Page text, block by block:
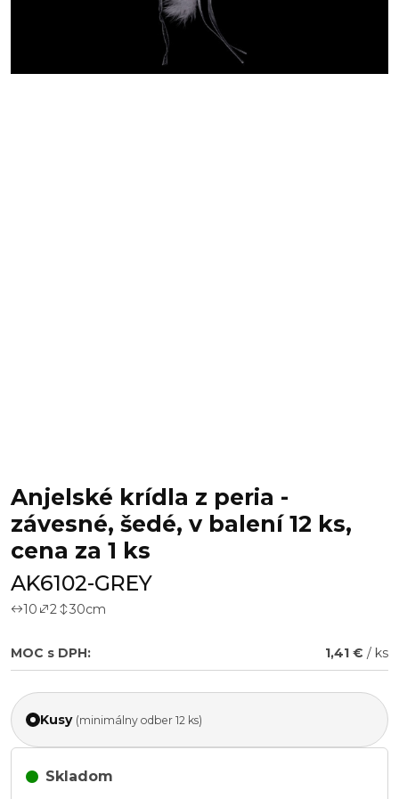
Anjelské krídla z peria -
závesné, šedé, v balení 12 ks,
cena za 1 ks
AK6102-GREY
10 2 30cm
MOC s DPH: 1,41 € / ks
Kusy (minimálny odber 12 ks)
Skladom